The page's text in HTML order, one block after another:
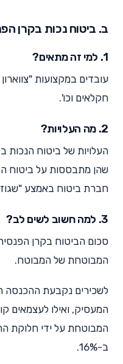
ב. ביטוח נכות בקרן
1. למי זה מתאים?
עובדים במקצועות
חקלאים וכו'.
2. מה העלויות?
העלויות של ביטוח הנכות
שהן מתבססות על ביטוח
חברת ביטוח באמצע
3. למה חשוב לשים לב?
סכום הביטוח בקרן
המבוטחת של המבוטח.
לשכירים נקבעת ההכנסה
המעסיק, ואילו לעצמאים
המבוטחת על ידי חלוקת
ב-16%.